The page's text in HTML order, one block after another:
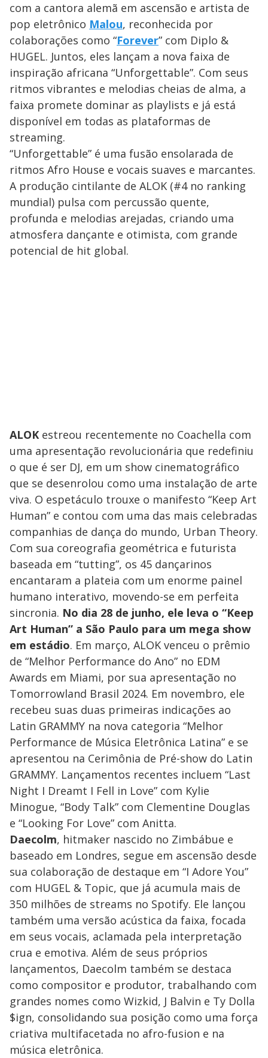
com a cantora alemã em ascensão e artista de
pop eletrônico Malou, reconhecida por
colaborações como “Forever” com Diplo &
HUGEL. Juntos, eles lançam a nova faixa de
inspiração africana “Unforgettable”. Com seus
ritmos vibrantes e melodias cheias de alma, a
faixa promete dominar as playlists e já está
disponível em todas as plataformas de
streaming.
“Unforgettable” é uma fusão ensolarada de
ritmos Afro House e vocais suaves e marcantes.
A produção cintilante de ALOK (#4 no ranking
mundial) pulsa com percussão quente,
profunda e melodias arejadas, criando uma
atmosfera dançante e otimista, com grande
potencial de hit global.
ALOK estreou recentemente no Coachella com
uma apresentação revolucionária que redefiniu
o que é ser DJ, em um show cinematográfico
que se desenrolou como uma instalação de arte
viva. O espetáculo trouxe o manifesto “Keep Art
Human” e contou com uma das mais celebradas
companhias de dança do mundo, Urban Theory.
Com sua coreografia geométrica e futurista
baseada em “tutting”, os 45 dançarinos
encantaram a plateia com um enorme painel
humano interativo, movendo-se em perfeita
sincronia. No dia 28 de junho, ele leva o “Keep
Art Human” a São Paulo para um mega show
em estádio. Em março, ALOK venceu o prêmio
de “Melhor Performance do Ano” no EDM
Awards em Miami, por sua apresentação no
Tomorrowland Brasil 2024. Em novembro, ele
recebeu suas duas primeiras indicações ao
Latin GRAMMY na nova categoria “Melhor
Performance de Música Eletrônica Latina” e se
apresentou na Cerimônia de Pré-show do Latin
GRAMMY. Lançamentos recentes incluem “Last
Night I Dreamt I Fell in Love” com Kylie
Minogue, “Body Talk” com Clementine Douglas
e “Looking For Love” com Anitta.
Daecolm, hitmaker nascido no Zimbábue e
baseado em Londres, segue em ascensão desde
sua colaboração de destaque em “I Adore You”
com HUGEL & Topic, que já acumula mais de
350 milhões de streams no Spotify. Ele lançou
também uma versão acústica da faixa, focada
em seus vocais, aclamada pela interpretação
crua e emotiva. Além de seus próprios
lançamentos, Daecolm também se destaca
como compositor e produtor, trabalhando com
grandes nomes como Wizkid, J Balvin e Ty Dolla
$ign, consolidando sua posição como uma força
criativa multifacetada no afro-fusion e na
música eletrônica.